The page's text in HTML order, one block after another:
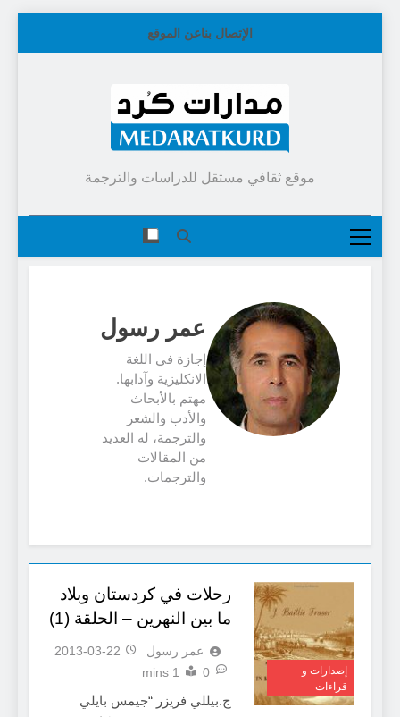
الإتصال بناعن الموقع
موقع ثقافي مستقل للدراسات والترجمة
عمر رسول
إجازة في اللغة
الانكليزية وآدابها.
مهتم بالأبحاث
والأدب والشعر
والترجمة، له العديد
من المقالات
والترجمات.
إصدارات و
قراءات
رحلات في كردستان وبلاد
ما بين النهرين – الحلقة (1)
عمر رسول
2013-03-22
0
1 mins
ج.بيللي فريزر “جيمس بايلي